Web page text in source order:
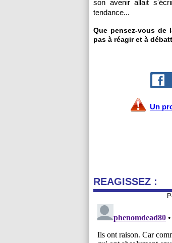
son avenir allait
tendance...
Que pensez-vous de
pas à réagir et à
Un
REAGISSEZ :